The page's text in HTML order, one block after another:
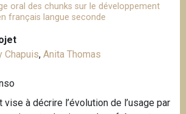
oral des chunks sur le développement
français langue seconde
Chapuis, Anita Thomas
vise à décrire l’évolution de l’usage par